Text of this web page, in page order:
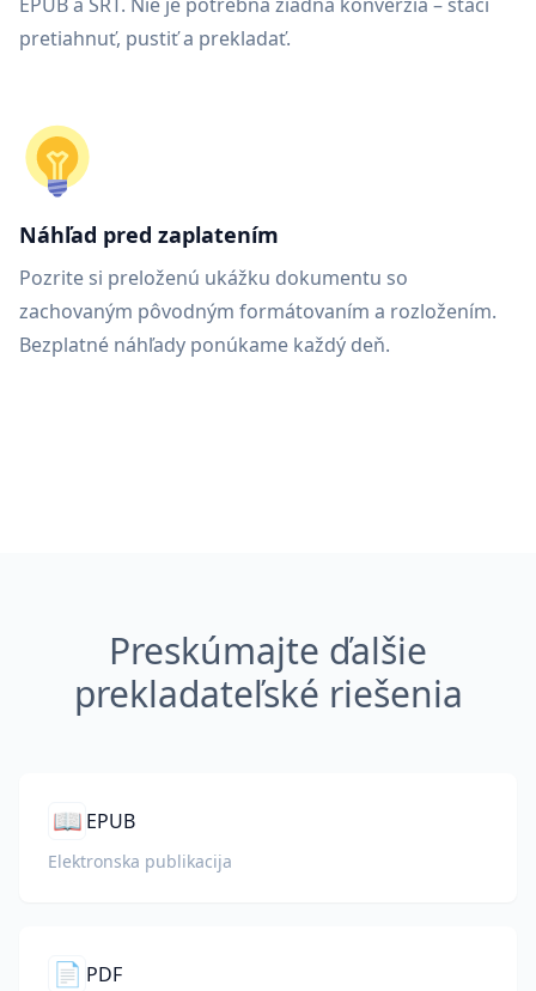
pretiahnuť, pustiť a prekladať.
Náhľad pred zaplatením
Pozrite si preloženú ukážku dokumentu so
zachovaným pôvodným formátovaním a rozložením.
Bezplatné náhľady ponúkame každý deň.
Preskúmajte ďalšie
prekladateľské riešenia
📖 EPUB
Elektronska publikacija
📄 PDF